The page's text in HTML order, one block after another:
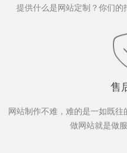
提供什么是网站定制？你们的
售
网站制作不难，难的是一如既往
做网站就是做